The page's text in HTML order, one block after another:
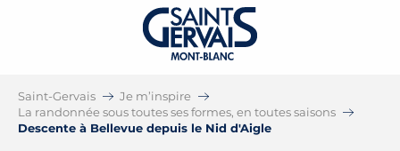
Saint-Gervais
Je m’inspire
La randonnée sous toutes ses formes, en toutes saisons
Descente à Bellevue depuis le Nid d'Aigle